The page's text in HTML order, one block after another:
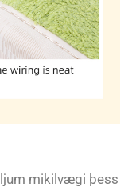
mikilvægi þess